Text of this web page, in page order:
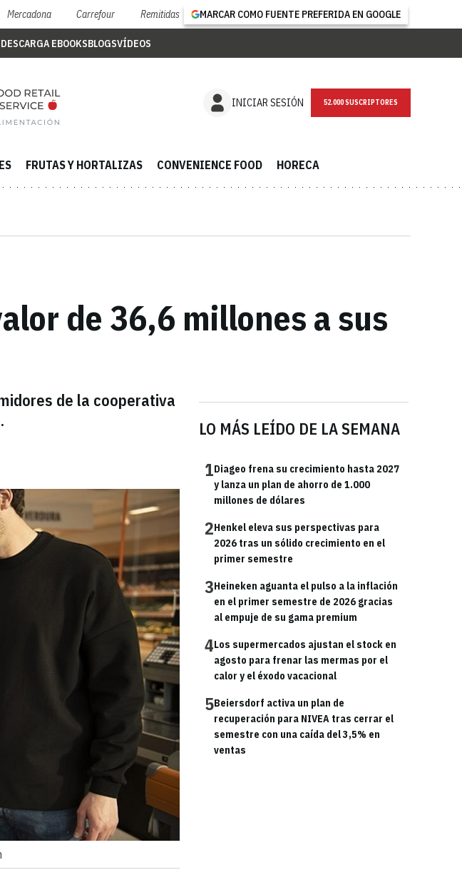
Mercadona Carrefour Remitidas MARCAR COMO FUENTE PREFERIDA EN GOOGLE
DESCARGA EBOOKSBLOGSVÍDEOS
INICIAR SESIÓN NEWSLETTER
FRUTAS Y HORTALIZAS CONVENIENCE FOOD HORECA
de 36,6 millones a sus
de la cooperativa
LO MÁS LEÍDO DE LA SEMANA
1Diageo frena su crecimiento hasta 2027
y lanza un plan de ahorro de 1.000
millones de dólares
2Henkel eleva sus perspectivas para
2026 tras un sólido crecimiento en el
primer semestre
3Heineken aguanta el pulso a la inflación
en el primer semestre de 2026 gracias
al empuje de su gama premium
4Los supermercados ajustan el stock en
agosto para frenar las mermas por el
calor y el éxodo vacacional
5Beiersdorf activa un plan de
recuperación para NIVEA tras cerrar el
semestre con una caída del 3,5% en
ventas